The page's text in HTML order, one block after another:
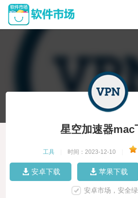
星空加速器mac
工具 时间：2023-12-10
安卓下载 苹果下载
安卓市场，安全